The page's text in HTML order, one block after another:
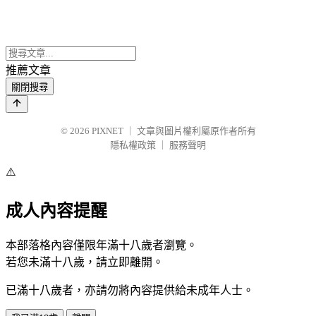
推薦文章
關閉搜尋
© 2026 PIXNET
文章與圖片權利屬原作者所有
隱私權政策
服務聲明
⚠️
成人內容提醒
本部落格內容僅限年滿十八歲者瀏覽。
若您未滿十八歲，請立即離開。
已滿十八歲者，亦請勿將內容提供給未成年人士。